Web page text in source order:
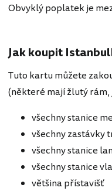
Obvyklý poplatek je
Jak koupit
Tuto kartu můžete
(některé mají žlutý rám,
všechny stanice
všechny zastávky
všechny stanice
všechny stanice
většina přístavišť